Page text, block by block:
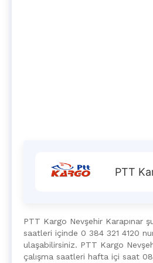
PTT
PTT Kargo Nevşehir Karapınar
saatleri içinde 0 384 321 4120
ulaşabilirsiniz. PTT Kargo
çalışma saatleri hafta içi saat